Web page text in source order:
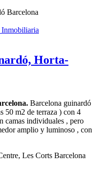
Horta-
Barcelona guinardó
50 m2 de terraza ) con 4
camas individuales , pero
amplio y luminoso , con